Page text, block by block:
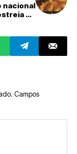
nacional
no
Campos